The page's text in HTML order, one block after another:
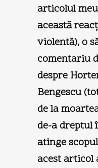
articolul
această
violentă), o
comentariu
despre
Bengescu
de la
de-a dreptul
atinge
acest articol